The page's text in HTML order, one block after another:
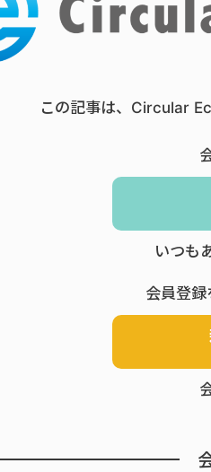
この記事は、Circular
いつも
会員登録